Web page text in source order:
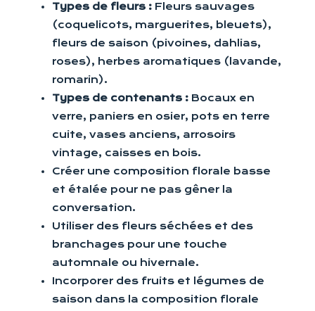
Types de fleurs : Fleurs sauvages
(coquelicots, marguerites, bleuets),
fleurs de saison (pivoines, dahlias,
roses), herbes aromatiques (lavande,
romarin).
Types de contenants : Bocaux en
verre, paniers en osier, pots en terre
cuite, vases anciens, arrosoirs
vintage, caisses en bois.
Créer une composition florale basse
et étalée pour ne pas gêner la
conversation.
Utiliser des fleurs séchées et des
branchages pour une touche
automnale ou hivernale.
Incorporer des fruits et légumes de
saison dans la composition florale